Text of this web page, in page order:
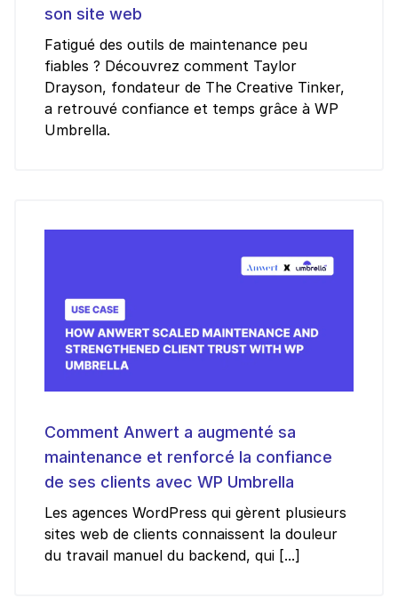
son site web
Fatigué des outils de maintenance peu
fiables ? Découvrez comment Taylor
Drayson, fondateur de The Creative Tinker,
a retrouvé confiance et temps grâce à WP
Umbrella.
Comment Anwert a augmenté sa
maintenance et renforcé la confiance
de ses clients avec WP Umbrella
Les agences WordPress qui gèrent plusieurs
sites web de clients connaissent la douleur
du travail manuel du backend, qui [...]